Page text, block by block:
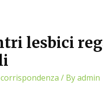
lesbici
/ Byadmin